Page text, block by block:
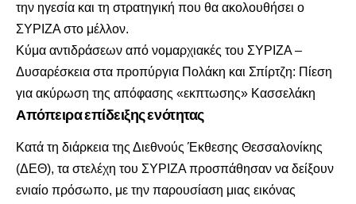
την ηγεσία και τη στρατηγική που θα ακολουθήσει ο
ΣΥΡΙΖΑ στο μέλλον.
Κύμα αντιδράσεων από νομαρχιακές του ΣΥΡΙΖΑ –
Δυσαρέσκεια στα προπύργια Πολάκη και Σπίρτζη: Πίεση
για ακύρωση της απόφασης «εκπτωσης» Κασσελάκη
Απόπειρα επίδειξης ενότητας
Κατά τη διάρκεια της Διεθνούς Έκθεσης Θεσσαλονίκης
(ΔΕΘ), τα στελέχη του ΣΥΡΙΖΑπροσπάθησαν να δείξουν
ενιαίο πρόσωπο, με την παρουσίαση μιας εικόνας